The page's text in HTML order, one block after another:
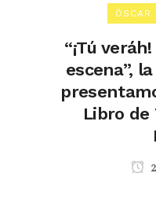
ÓSCAR
“¡Tú
escena”,
Libro de